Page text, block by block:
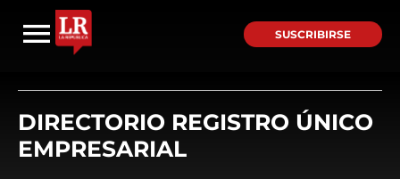
SUSCRIBIRSE
DIRECTORIO REGISTRO ÚNICO
EMPRESARIAL